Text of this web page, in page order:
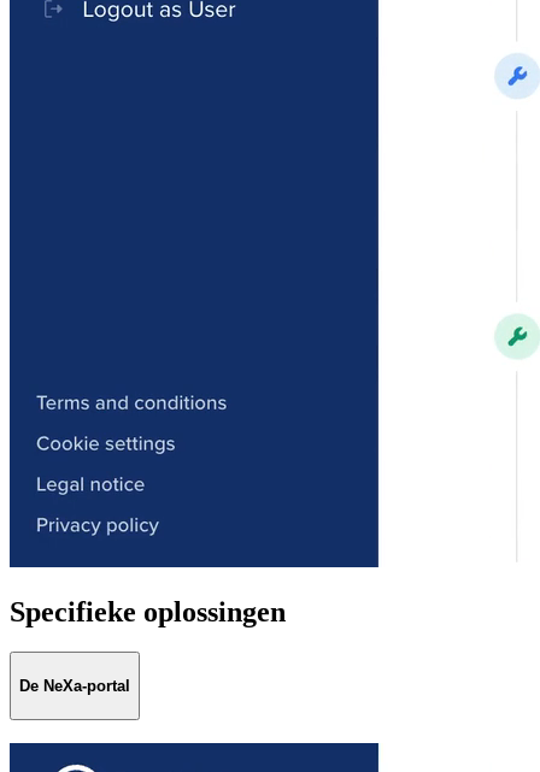
Specifieke oplossingen
De NeXa-portal